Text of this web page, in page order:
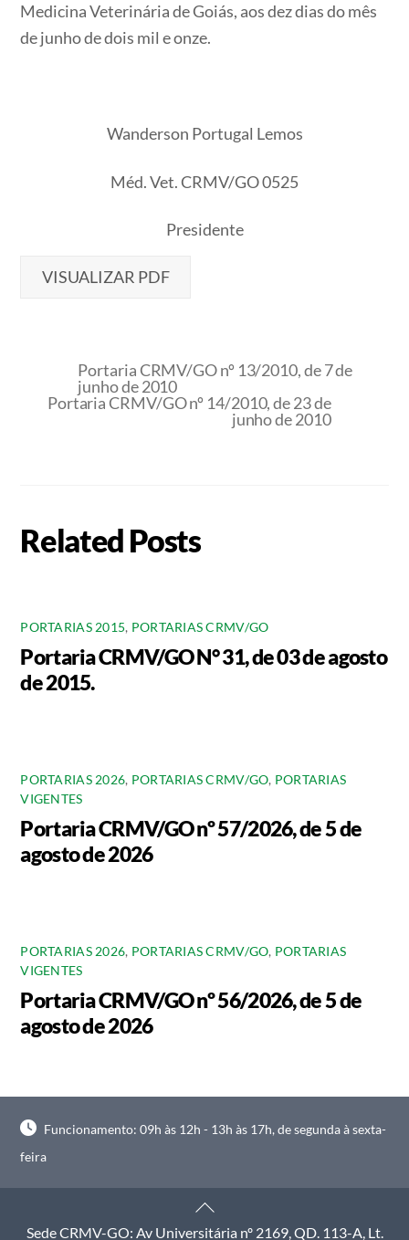
Medicina Veterinária de Goiás, aos dez dias do mês
de junho de dois mil e onze.
Wanderson Portugal Lemos
Méd. Vet. CRMV/GO 0525
Presidente
VISUALIZAR PDF
Portaria CRMV/GO nº 13/2010, de 7 de
junho de 2010
Portaria CRMV/GO nº 14/2010, de 23 de
junho de 2010
Related Posts
PORTARIAS 2015, PORTARIAS CRMV/GO
Portaria CRMV/GO N° 31, de 03 de agosto
de 2015.
PORTARIAS 2026, PORTARIAS CRMV/GO, PORTARIAS
VIGENTES
Portaria CRMV/GO nº 57/2026, de 5 de
agosto de 2026
PORTARIAS 2026, PORTARIAS CRMV/GO, PORTARIAS
VIGENTES
Portaria CRMV/GO nº 56/2026, de 5 de
agosto de 2026
Funcionamento: 09h às 12h - 13h às 17h, de segunda à sexta-
feira
Back
To
Sede CRMV-GO: Av Universitária nº 2169, QD. 113-A, Lt.